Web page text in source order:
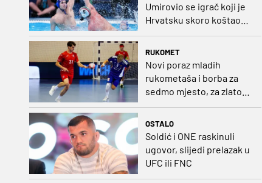
Umirovio se igrač koji je
Hrvatsku skoro koštao
svjetskog zlata
RUKOMET
Novi poraz mladih
rukometaša i borba za
sedmo mjesto, za zlato
se bore Slovenci i
OSTALO
Soldić i ONE raskinuli
ugovor, slijedi prelazak u
UFC ili FNC